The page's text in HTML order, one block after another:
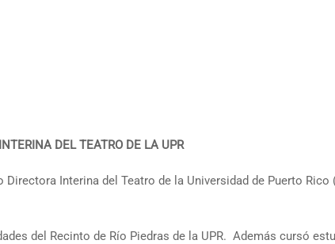
DEL TEATRO DE LA UPR
Interina del Teatro de la Universidad de Puerto Rico
del Recinto de Río Piedras de la UPR. Además cursó